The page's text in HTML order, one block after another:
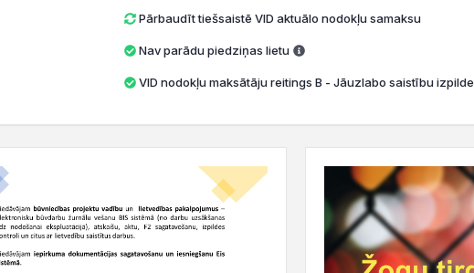
Pārbaudīt tiešsaistē VID aktuālo nodokļu samaksu
Nav parādu piedziņas lietu
VID nodokļu maksātāju reitings B - Jāuzlabo saistību izpilde